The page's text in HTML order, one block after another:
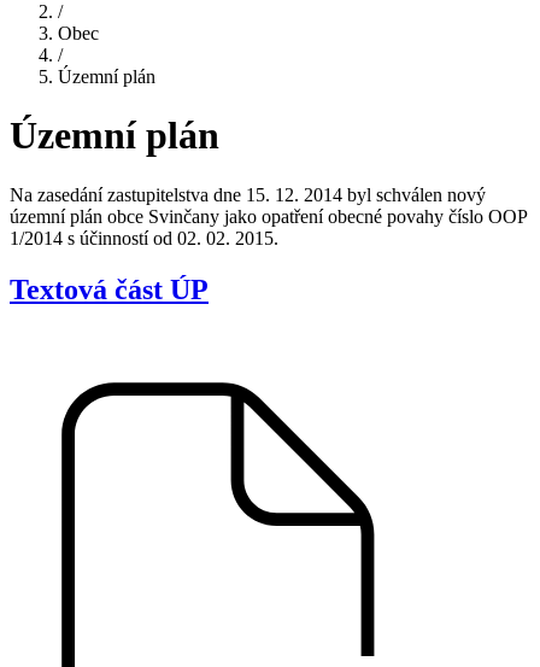
/
Obec
/
Územní plán
Územní plán
Na zasedání zastupitelstva dne 15. 12. 2014 byl schválen nový
územní plán obce Svinčany jako opatření obecné povahy číslo OOP
1/2014 s účinností od 02. 02. 2015.
Textová část ÚP